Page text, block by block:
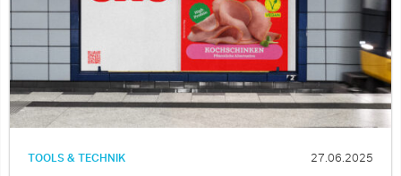
TOOLS & TECHNIK 27.06.2025